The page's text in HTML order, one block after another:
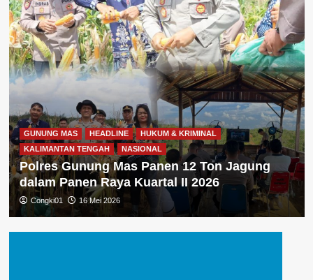
GUNUNG MAS HEADLINE
HUKUM & KRIMINAL
KALIMANTAN TENGAH
NASIONAL
Polres Gunung Mas Panen 12 Ton Jagung
dalam Panen Raya Kuartal II 2026
Congki01 16 Mei 2026